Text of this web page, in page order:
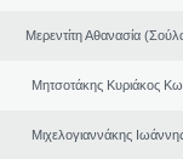
Μερεντίτη Αθανασία
Μητσοτάκης Κυριάκος
Μιχελογιαννάκης